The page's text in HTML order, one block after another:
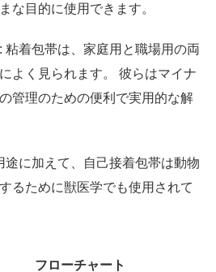
な目的に使用できます。
粘着包帯は、家庭用と職場用の両
よく見られます。 彼らはマイナ
管理のための便利で実用的な解
途に加えて、自己接着包帯は動物
るために獣医学でも使用されて
フローチャート